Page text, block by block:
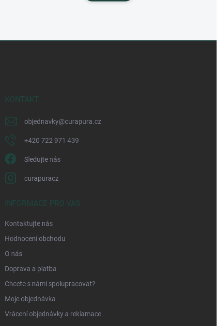
KONTAKT
objednavky@curapura.cz
+420 722 971 439
Sledujte nás
curapuracz
INFORMACE PRO VÁS
Kontaktujte nás
Hodnocení obchodu
O nás
Doprava a platba
Chcete s námi spolupracovat?
Moje objednávka
Vrácení objednávky a reklamace